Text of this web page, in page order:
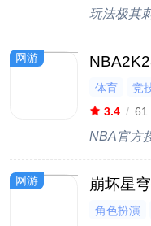
玩法极其
网游
体育 竞
3.4 /
NBA官方
网游
角色扮演